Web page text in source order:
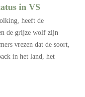
in VS
heeft de
de grijze wolf zijn
vrezen dat de soort,
in het land, het